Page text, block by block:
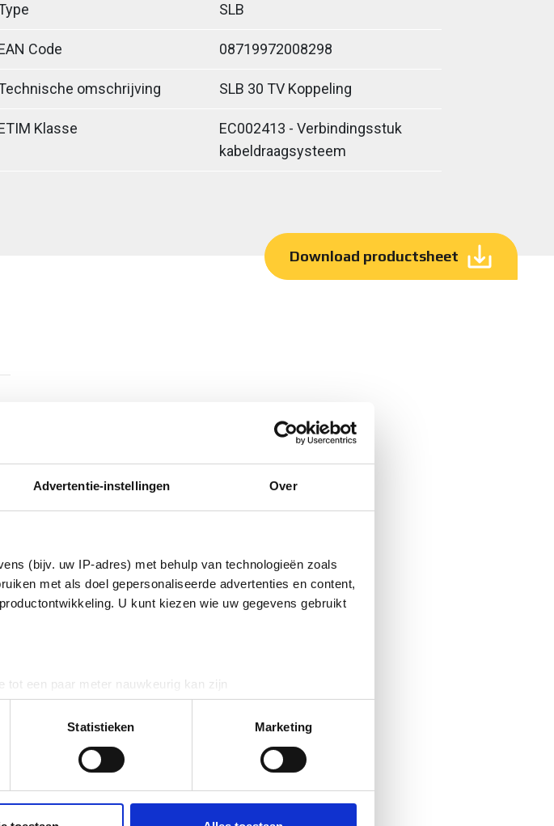
Advertentie-instellingen Over
(bijv. uw IP-adres) met behulp van technologieën zoals
met als doel gepersonaliseerde advertenties en content,
U kunt kiezen wie uw gegevens gebruikt
tot een paar meter nauwkeurig kan zijn
eigenschappen (fingerprinting)
en stel uw voorkeuren in het
detailgedeeltein. U kunt uw
gebruik van onze site met onze partners voor social
combineren met andere informatie die u aan ze heeft
Statistieken Marketing
SLB
Code 08719972008298
omschrijving SLB 30 TV Koppeling
Klasse
EC002413 - Verbindingsstuk
kabeldraagsysteem
Download productsheet